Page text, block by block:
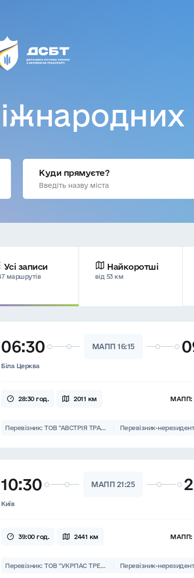
Куди прямуєте?
Усі записи
маршрутів
Найкоротші
від 53 км
06:30 МАПП 16:15
Біла Церква
28:30 год. 2011 км МАПП:
Перевізник: ТОВ "АВСТРІЯ ТРАНСАВТО"
10:30 МАПП 21:25
Київ
39:00 год. 2441 км МАПП:
Перевізник: ТОВ "УКРПАС ТРЕВЕЛ"